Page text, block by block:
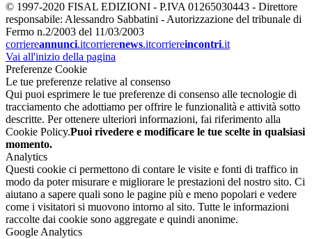
© 1997-2020 FISAL EDIZIONI - P.IVA 01265030443 - Direttore
responsabile: Alessandro Sabbatini - Autorizzazione del tribunale di
Fermo n.2/2003 del 11/03/2003
corriereannunci.itcorrierenews.itcorriereincontri.it
Vai all'inizio della pagina
Preferenze Cookie
Le tue preferenze relative al consenso
Qui puoi esprimere le tue preferenze di consenso alle tecnologie di
tracciamento che adottiamo per offrire le funzionalità e attività sotto
descritte. Per ottenere ulteriori informazioni, fai riferimento alla
Cookie Policy.Puoi rivedere e modificare le tue scelte in qualsiasi
momento.
Analytics
Questi cookie ci permettono di contare le visite e fonti di traffico in
modo da poter misurare e migliorare le prestazioni del nostro sito. Ci
aiutano a sapere quali sono le pagine più e meno popolari e vedere
come i visitatori si muovono intorno al sito. Tutte le informazioni
raccolte dai cookie sono aggregate e quindi anonime.
Google Analytics